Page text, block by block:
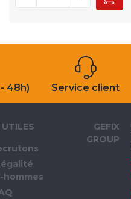
48h) Service client
hommes
GEFIX
GROUP